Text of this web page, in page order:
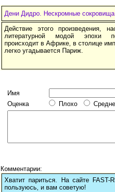
Дени Дидро. Нескромные сокровища
Действие этого произведения,
литературной модой эпохи
происходит в Африке, в столице
легко угадывается Париж.
Имя
Оценка
Плохо Средне
Комментарии:
Хватит париться. На сайте
пользуюсь, и вам советую!